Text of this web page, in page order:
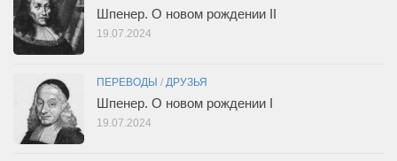
Шпенер. О новом рождении II
19.07.2024
ПЕРЕВОДЫ / ДРУЗЬЯ
Шпенер. О новом рождении I
19.07.2024